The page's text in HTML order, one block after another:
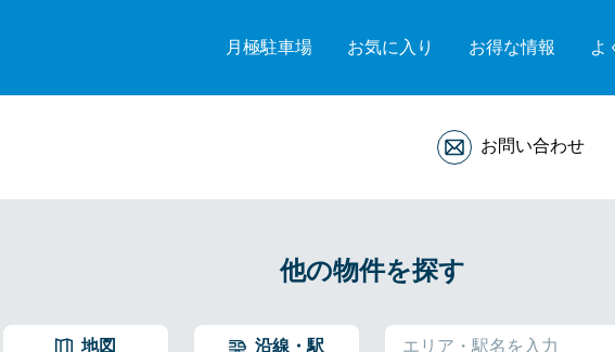
月極駐車場 お気に入り お得な情報 よ
お問い合わせ
他の物件を探す
地図 沿線・駅